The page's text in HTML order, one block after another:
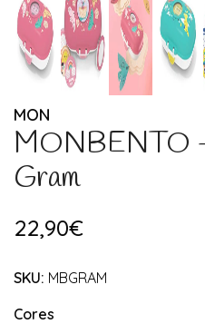
MON
MONBENTO
Gram
22,90€
SKU: MBGRAM
Cores